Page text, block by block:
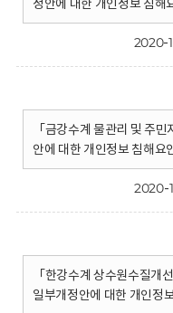
정안에 대한 개인정보 침해
2020-
「금강수계 물관리 및 주
안에 대한 개인정보 침해요
2020-
「한강수계 상수원수질개
일부개정안에 대한 개인정